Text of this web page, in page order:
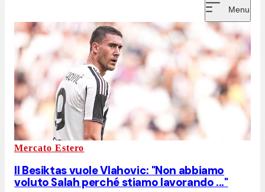
Menu
Mercato Estero
Il Besiktas vuole Vlahovic: "Non abbiamo
voluto Salah perché stiamo lavorando ..."